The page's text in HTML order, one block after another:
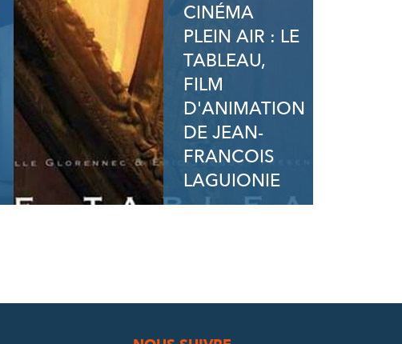
CINÉMA
PLEIN AIR : LE
TABLEAU,
FILM
D'ANIMATION
DE JEAN-
FRANCOIS
LAGUIONIE